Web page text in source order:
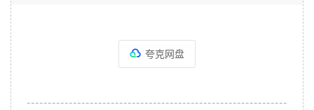
夸克网盘
--------------------------------------------------------------